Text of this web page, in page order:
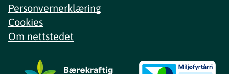
Personvernerklæring
Cookies
Om nettstedet